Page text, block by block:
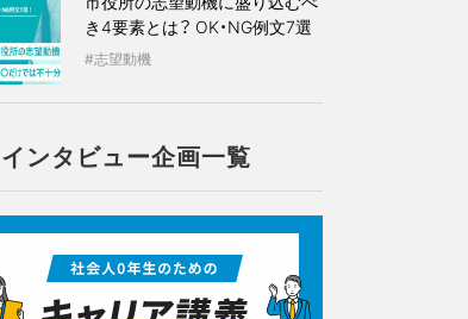
き4要素とは？ OK・NG例文7選
志望動機
インタビュー企画一覧